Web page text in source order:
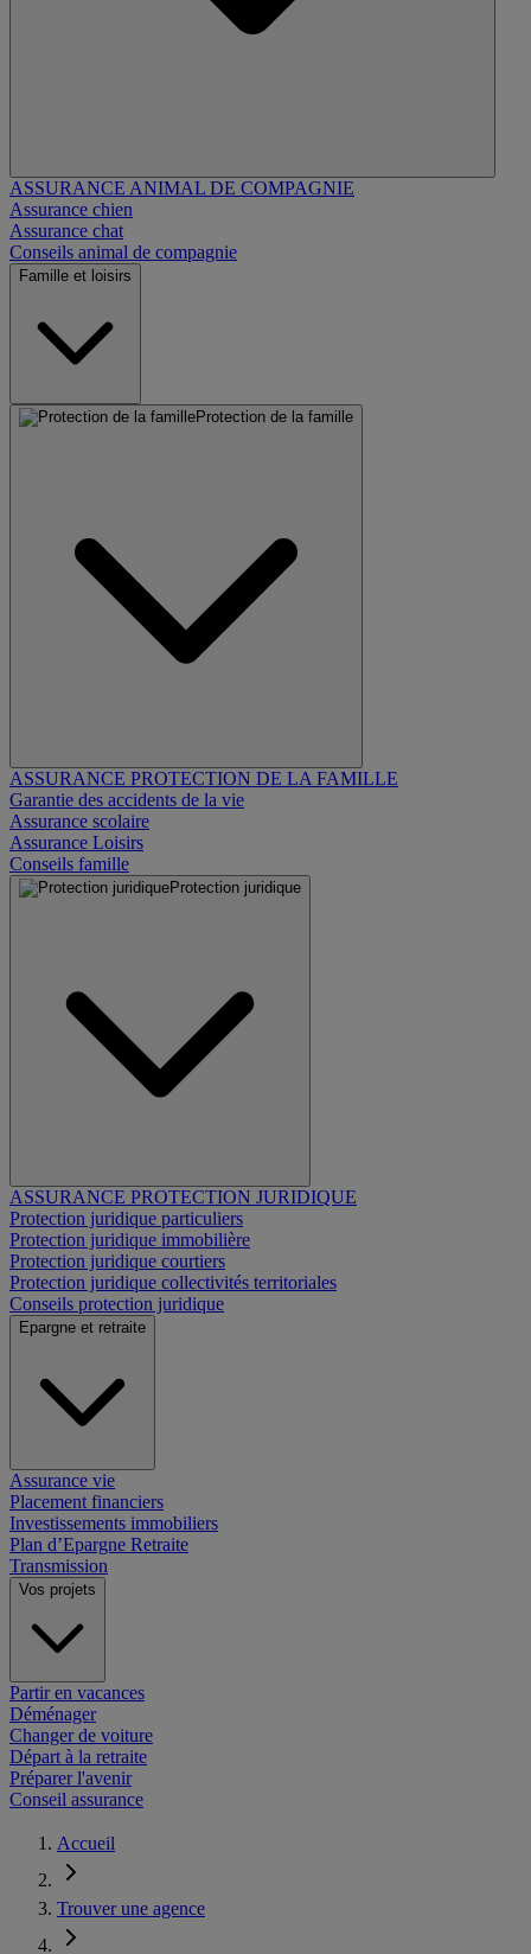
ASSURANCE ANIMAL DE COMPAGNIE
Assurance chien
Assurance chat
Conseils animal de compagnie
Famille et loisirs
Protection de la famille
ASSURANCE PROTECTION DE LA FAMILLE
Garantie des accidents de la vie
Assurance scolaire
Assurance Loisirs
Conseils famille
Protection juridique
ASSURANCE PROTECTION JURIDIQUE
Protection juridique particuliers
Protection juridique immobilière
Protection juridique courtiers
Protection juridique collectivités territoriales
Conseils protection juridique
Epargne et retraite
Assurance vie
Placement financiers
Investissements immobiliers
Plan d’Epargne Retraite
Transmission
Vos projets
Partir en vacances
Déménager
Changer de voiture
Départ à la retraite
Préparer l'avenir
Conseil assurance
Accueil
Trouver une agence